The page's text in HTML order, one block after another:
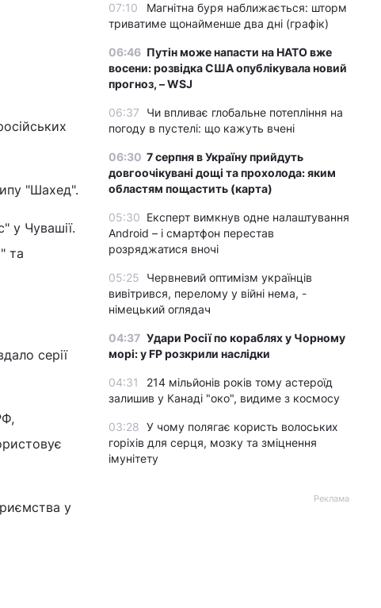
"Шахед".
у Чувашії.
та
серії
у
07:10
Магнітна буря наближається: шторм
триватиме щонайменше два дні (графік)
06:46 Путін може напасти на НАТО вже
восени: розвідка США опублікувала новий
прогноз, – WSJ
06:37
Чи впливає глобальне потепління на
погоду в пустелі: що кажуть вчені
06:30 7 серпня в Україну прийдуть
довгоочікувані дощі та прохолода: яким
областям пощастить (карта)
05:30 Експерт вимкнув одне налаштування
Android – і смартфон перестав
розряджатися вночі
05:25
Червневий оптимізм українців
вивітрився, перелому у війні нема, -
німецький оглядач
04:37 Удари Росії по кораблях у Чорному
морі: у FP розкрили наслідки
04:31
214 мільйонів років тому астероїд
залишив у Канаді "око", видиме з космосу
03:28 У чому полягає користь волоських
горіхів для серця, мозку та зміцнення
імунітету
Реклама